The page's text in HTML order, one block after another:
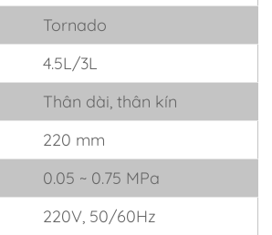
Tornado
4.5L/3L
Thân dài, thân kín
220 mm
0.05 ~ 0.75 MPa
220V, 50/60Hz